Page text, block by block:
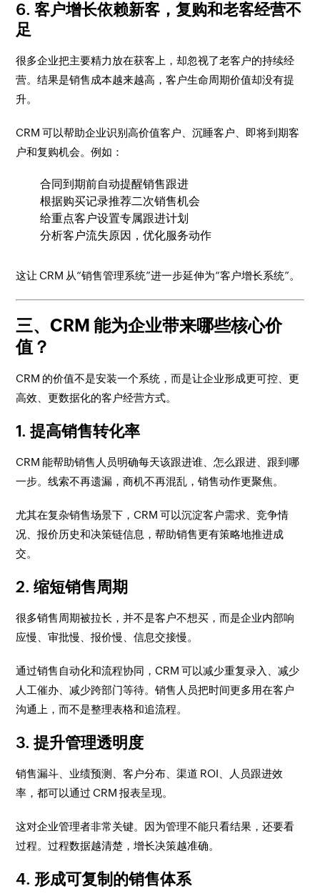
6. 客户增长依赖新客，复购和老客经营不
足
很多企业把主要精力放在获客上，却忽视了老客户的持续经
营。结果是销售成本越来越高，客户生命周期价值却没有提
升。
CRM 可以帮助企业识别高价值客户、沉睡客户、即将到期客
户和复购机会。例如：
合同到期前自动提醒销售跟进
根据购买记录推荐二次销售机会
给重点客户设置专属跟进计划
分析客户流失原因，优化服务动作
这让 CRM 从“销售管理系统”进一步延伸为“客户增长系统”。
三、CRM 能为企业带来哪些核心价
值？
CRM 的价值不是安装一个系统，而是让企业形成更可控、更
高效、更数据化的客户经营方式。
1. 提高销售转化率
CRM 能帮助销售人员明确每天该跟进谁、怎么跟进、跟到哪
一步。线索不再遗漏，商机不再混乱，销售动作更聚焦。
尤其在复杂销售场景下，CRM 可以沉淀客户需求、竞争情
况、报价历史和决策链信息，帮助销售更有策略地推进成
交。
2. 缩短销售周期
很多销售周期被拉长，并不是客户不想买，而是企业内部响
应慢、审批慢、报价慢、信息交接慢。
通过销售自动化和流程协同，CRM 可以减少重复录入、减少
人工催办、减少跨部门等待。销售人员把时间更多用在客户
沟通上，而不是整理表格和追流程。
3. 提升管理透明度
销售漏斗、业绩预测、客户分布、渠道 ROI、人员跟进效
率，都可以通过 CRM 报表呈现。
这对企业管理者非常关键。因为管理不能只看结果，还要看
过程。过程数据越清楚，增长决策越准确。
4. 形成可复制的销售体系